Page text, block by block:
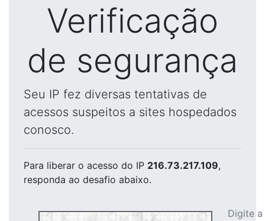
Verificação
de segurança
Seu IP fez diversas tentativas de
acessos suspeitos a sites hospedados
conosco.
Para liberar o acesso do IP 216.73.217.109,
responda ao desafio abaixo.
Digite